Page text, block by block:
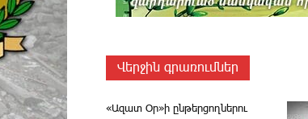
Վերջին գրառումներ
«Ազատ Օր»ի ընթերցողներու